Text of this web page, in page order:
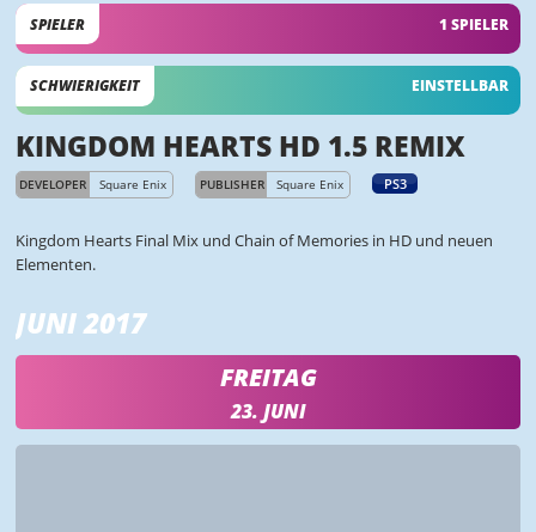
SPIELER 1 SPIELER
SCHWIERIGKEIT EINSTELLBAR
KINGDOM HEARTS HD 1.5 REMIX
DEVELOPER Square Enix PUBLISHER Square Enix PS3
Kingdom Hearts Final Mix und Chain of Memories in HD und neuen
Elementen.
JUNI 2017
FREITAG
23. JUNI